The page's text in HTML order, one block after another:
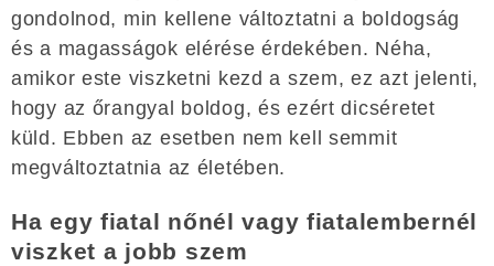
gondolnod, min kellene változtatni a boldogság
és a magasságok elérése érdekében. Néha,
amikor este viszketni kezd a szem, ez azt jelenti,
hogy az őrangyal boldog, és ezért dicséretet
küld. Ebben az esetben nem kell semmit
megváltoztatnia az életében.
Ha egy fiatal nőnél vagy fiatalembernél
viszket a jobb szem